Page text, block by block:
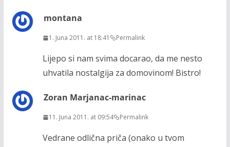
montana
1. Juna 2011. at 18:41 Permalink
Lijepo si nam svima docarao, da me nesto
uhvatila nostalgija za domovinom! Bistro!
Zoran Marjanac-marinac
11. Juna 2011. at 09:54 Permalink
Vedrane odlična priča (onako u tvom